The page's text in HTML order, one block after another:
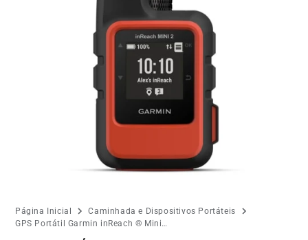
mídia
1
Página Inicial
Caminhada e Dispositivos Portáteis
GPS Portátil Garmin inReach ® Mini…